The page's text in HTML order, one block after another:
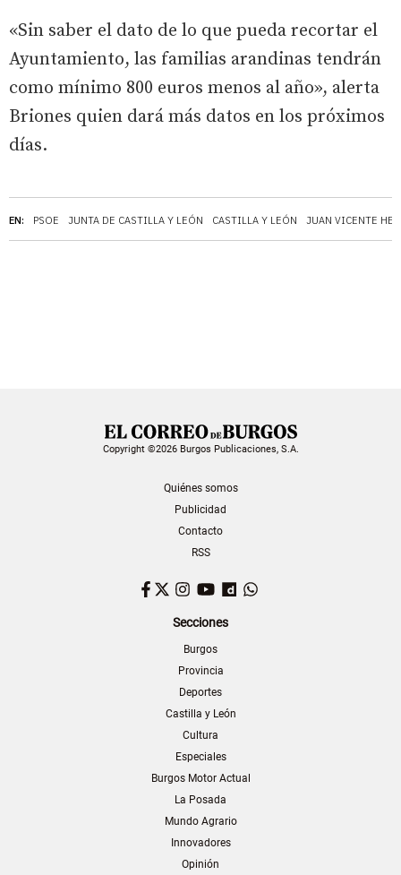
EN: PSOE JUNTA DE CASTILLA Y LEÓN CASTILLA Y LEÓN JUAN VICENTE
«Sin saber el dato de lo que pueda recortar el
Ayuntamiento, las familias arandinas tendrán
como mínimo 800 euros menos al año», alerta
Briones quien dará más datos en los próximos
días.
Copyright ©2026 Burgos Publicaciones, S.A.
Quiénes somos
Publicidad
Contacto
RSS
Facebook
TwitterInstagram
YouTubeDailymotion
Secciones
Burgos
Provincia
Deportes
Castilla y León
Cultura
Especiales
Burgos Motor Actual
La Posada
Mundo Agrario
Innovadores
Opinión